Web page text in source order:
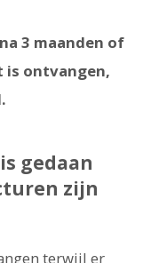
3 maanden of
is ontvangen,
gedaan
zijn
terwijl er